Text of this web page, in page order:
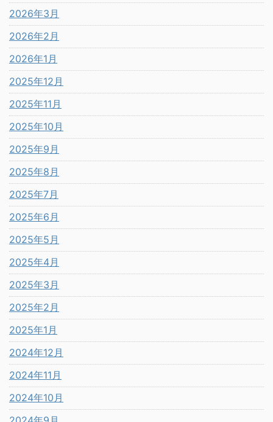
2026年3月
2026年2月
2026年1月
2025年12月
2025年11月
2025年10月
2025年9月
2025年8月
2025年7月
2025年6月
2025年5月
2025年4月
2025年3月
2025年2月
2025年1月
2024年12月
2024年11月
2024年10月